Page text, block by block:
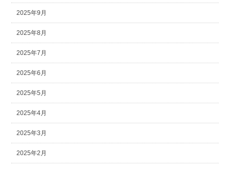
2025年9月
2025年8月
2025年7月
2025年6月
2025年5月
2025年4月
2025年3月
2025年2月